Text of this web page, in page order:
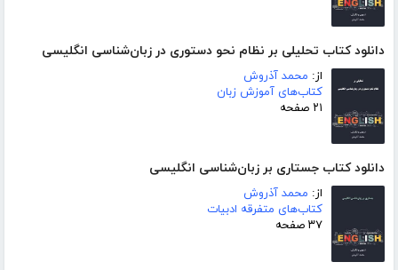
دانلود کتاب تحلیلی بر نظام نحو دستوری در زبان‌شناسی انگلیسی
از: محمد آذروش
کتاب‌های آموزش زبان
۲۱ صفحه
دانلود کتاب جستاری بر زبان‌شناسی انگلیسی
از: محمد آذروش
کتاب‌های متفرقه ادبیات
۳۷ صفحه